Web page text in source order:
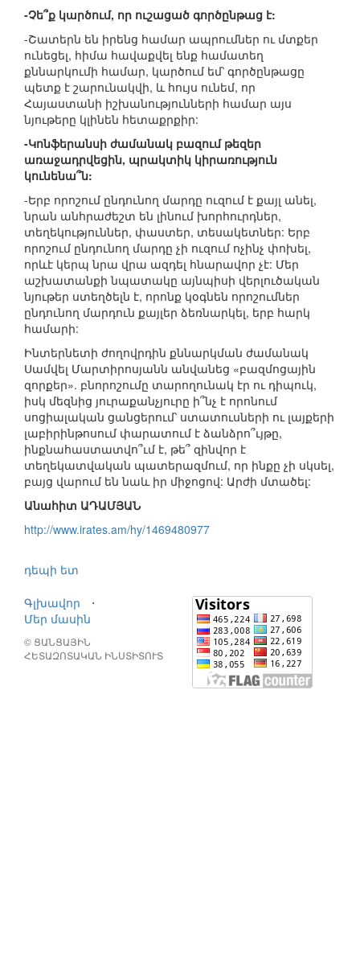
-Չե՞ք կարծում, որ ուշացած գործընթաց է:
-Շատերն են իրենց համար ապրումներ ու մտքեր
ունեցել, հիմա հավաքվել ենք համատեղ
քննարկումի համար, կարծում եմ՝ գործընթացը
պետք է շարունակվի, և հույս ունեմ, որ
Հայաստանի իշխանությունների համար այս
նյութերը կլինեն հետաքրքիր:
-Կոնֆերանսի ժամանակ բազում թեզեր
առաջադրվեցին, պրակտիկ կիրառություն
կունենա՞ն:
-Երբ որոշում ընդունող մարդը ուզում է քայլ անել,
նրան անհրաժեշտ են լինում խորհուրդներ,
տեղեկություններ, փաստեր, տեսակետներ: Երբ
որոշում ընդունող մարդը չի ուզում ոչինչ փոխել,
որևէ կերպ նրա վրա ազդել հնարավոր չէ: Մեր
աշխատանքի նպատակը այնպիսի վերլուծական
նյութեր ստեղծելն է, որոնք կօգնեն որոշումներ
ընդունող մարդուն քայլեր ձեռնարկել, երբ հարկ
համարի:
Ինտերնետի ժողովրդին քննարկման ժամանակ
Սամվել Մարտիրոսյանն անվանեց «բազմոցային
զորքեր». բնորոշումը տարողունակ էր ու դիպուկ,
իսկ մեզնից յուրաքանչյուրը ի՞նչ է որոնում
սոցիալական ցանցերում՝ ստատուսների ու լայքերի
լաբիրինթոսում փարատում է ձանձրո՞ւյթը,
ինքնահաստատվո՞ւմ է, թե՞ զինվոր է
տեղեկատվական պատերազմում, որ ինքը չի սկսել,
բայց վարում են նաև իր միջոցով: Արժի մտածել:
Անահիտ ԱԴԱՄՅԱՆ
http://www.irates.am/hy/1469480977
դեպի ետ
Գլխավոր
⋅
Մեր մասին
© ՑԱՆՑԱՅԻՆ
ՀԵՏԱԶՈՏԱԿԱՆ ԻՆՍՏԻՏՈՒՏ